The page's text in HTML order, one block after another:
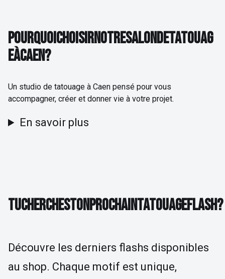
POURQUOI CHOISIR NOTRE SALON DE
POURQUOICHOISIRNOTRESALONDETATOUAG
EÀCAEN?
Un studio de tatouage à Caen pensé pour vous
accompagner, créer et donner vie à votre projet.
En savoir plus
TU CHERCHES TON PROCHAIN TATOUAGE
TUCHERCHESTONPROCHAINTATOUAGEFLASH?
Découvre les derniers flashs disponibles
au shop. Chaque motif est unique,